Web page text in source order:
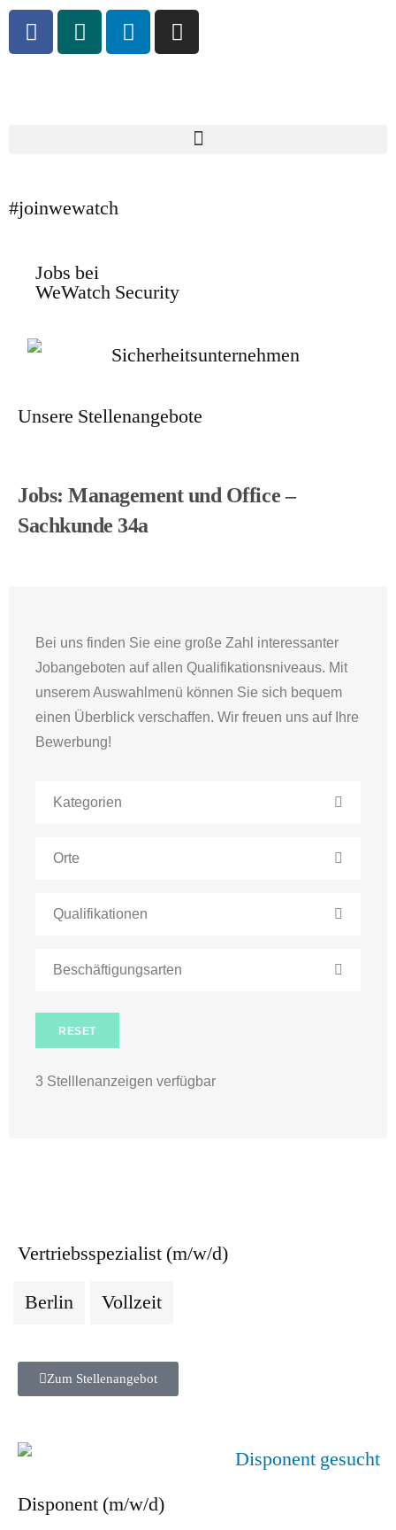
#joinwewatch
Jobs bei
WeWatch Security
Unsere Stellenangebote
Jobs: Management und Office –
Sachkunde 34a
Bei uns finden Sie eine große Zahl interessanter
Jobangeboten auf allen Qualifikationsniveaus. Mit
unserem Auswahlmenü können Sie sich bequem
einen Überblick verschaffen. Wir freuen uns auf Ihre
Bewerbung!
Kategorien
Orte
Qualifikationen
Beschäftigungsarten
RESET
3 Stelllenanzeigen verfügbar
Vertriebsspezialist (m/w/d)
Berlin
Vollzeit
Zum Stellenangebot
Disponent (m/w/d)